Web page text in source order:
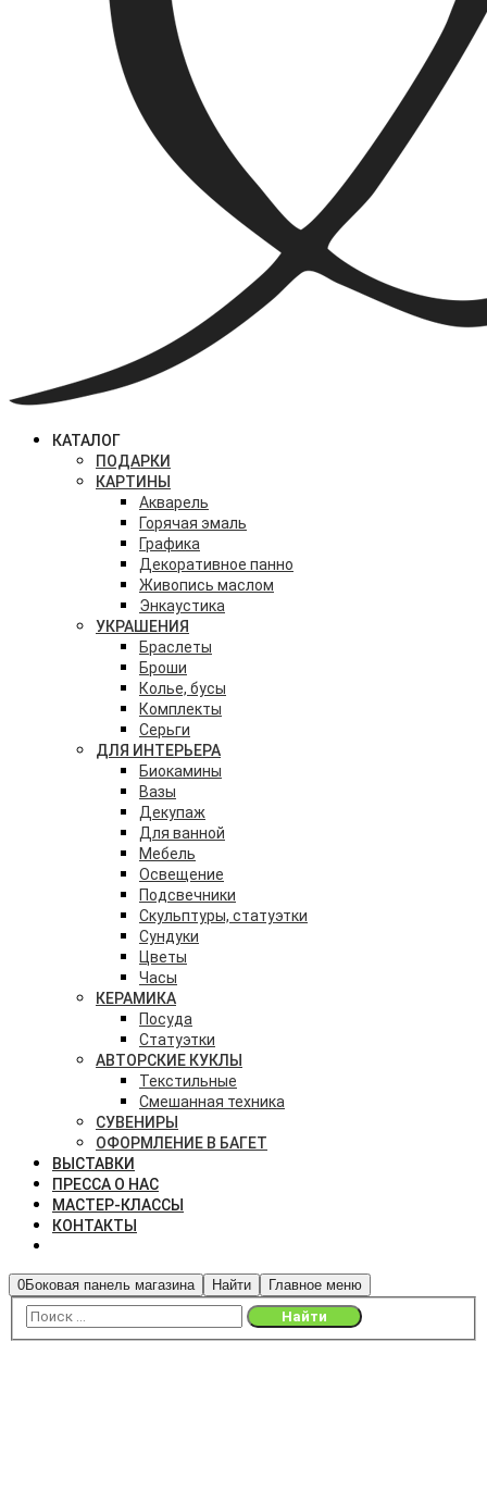
КАТАЛОГ
ПОДАРКИ
КАРТИНЫ
Акварель
Горячая эмаль
Графика
Декоративное панно
Живопись маслом
Энкаустика
УКРАШЕНИЯ
Браслеты
Броши
Колье, бусы
Комплекты
Серьги
ДЛЯ ИНТЕРЬЕРА
Биокамины
Вазы
Декупаж
Для ванной
Мебель
Освещение
Подсвечники
Скульптуры, статуэтки
Сундуки
Цветы
Часы
КЕРАМИКА
Посуда
Статуэтки
АВТОРСКИЕ КУКЛЫ
Текстильные
Смешанная техника
СУВЕНИРЫ
ОФОРМЛЕНИЕ В БАГЕТ
ВЫСТАВКИ
ПРЕССА О НАС
МАСТЕР-КЛАССЫ
КОНТАКТЫ
0Боковая панель магазина Найти Главное меню